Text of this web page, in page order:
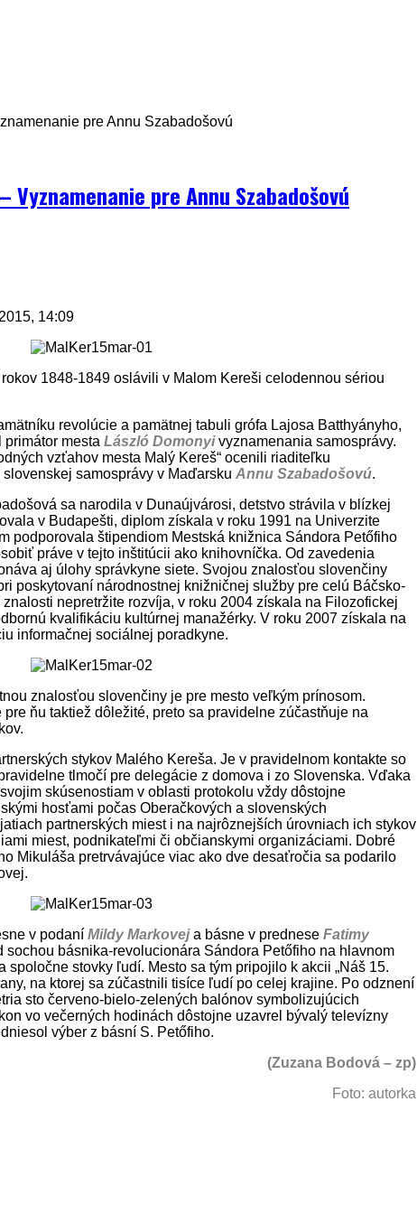
pre Annu Szabadošovú
Vyznamenanie pre Annu Szabadošovú
14:09
1848-1849 oslávili v Malom Kereši celodennou sériou
revolúcie a pamätnej tabuli grófa Lajosa Batthyányho,
mesta László Domonyivyznamenania samosprávy.
vzťahov mesta Malý Kereš“ ocenili riaditeľku
samosprávy v Maďarsku Annu Szabadošovú.
sa narodila v Dunaújvárosi, detstvo strávila v blízkej
v Budapešti, diplom získala v roku 1991 na Univerzite
podporovala štipendiom Mestská knižnica Sándora Petőfiho
práve v tejto inštitúcii ako knihovníčka. Od zavedenia
aj úlohy správkyne siete. Svojou znalosťou slovenčiny
poskytovaní národnostnej knižničnej služby pre celú Báčsko-
nepretržite rozvíja, v roku 2004 získala na Filozofickej
kvalifikáciu kultúrnej manažérky. V roku 2007 získala na
informačnej sociálnej poradkyne.
znalosťou slovenčiny je pre mesto veľkým prínosom.
ňu taktiež dôležité, preto sa pravidelne zúčastňuje na
stykov Malého Kereša. Je v pravidelnom kontakte so
tlmočí pre delegácie z domova i zo Slovenska. Vďaka
skúsenostiam v oblasti protokolu vždy dôstojne
hosťami počas Oberačkových a slovenských
partnerských miest i na najrôznejších úrovniach ich stykov
miest, podnikateľmi či občianskymi organizáciami. Dobré
Mikuláša pretrvávajúce viac ako dve desaťročia sa podarilo
v podaní Mildy Markoveja básne v prednese Fatimy
sochou básnika-revolucionára Sándora Petőfiho na hlavnom
spoločne stovky ľudí. Mesto sa tým pripojilo k akcii „Náš 15.
na ktorej sa zúčastnili tisíce ľudí po celej krajine. Po odznení
sto červeno-bielo-zelených balónov symbolizujúcich
vo večerných hodinách dôstojne uzavrel bývalý televízny
výber z básní S. Petőfiho.
(Zuzana Bodová – zp)
Foto: autorka